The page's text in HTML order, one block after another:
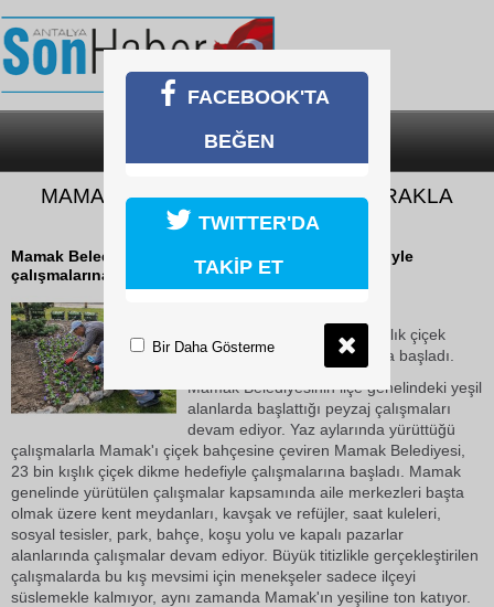
SON DAKİKA
MAMAK’TA KIŞLIK ÇİÇEKLER TOPRAKLA
BULUŞUYOR
Mamak Belediyesi, 23 bin kışlık çiçek dikme hedefiyle
çalışmalarına başladı.
Mamak Belediyesi, 23 bin kışlık çiçek
dikme hedefiyle çalışmalarına başladı.
Mamak Belediyesinin ilçe genelindeki yeşil
alanlarda başlattığı peyzaj çalışmaları
devam ediyor. Yaz aylarında yürüttüğü
çalışmalarla Mamak'ı çiçek bahçesine çeviren Mamak Belediyesi,
23 bin kışlık çiçek dikme hedefiyle çalışmalarına başladı. Mamak
genelinde yürütülen çalışmalar kapsamında aile merkezleri başta
olmak üzere kent meydanları, kavşak ve refüjler, saat kuleleri,
sosyal tesisler, park, bahçe, koşu yolu ve kapalı pazarlar
alanlarında çalışmalar devam ediyor. Büyük titizlikle gerçekleştirilen
çalışmalarda bu kış mevsimi için menekşeler sadece ilçeyi
süslemekle kalmıyor, aynı zamanda Mamak'ın yeşiline ton katıyor.
FACEBOOK'TA
BEĞEN
TWITTER'DA
TAKİP ET
Bir Daha Gösterme